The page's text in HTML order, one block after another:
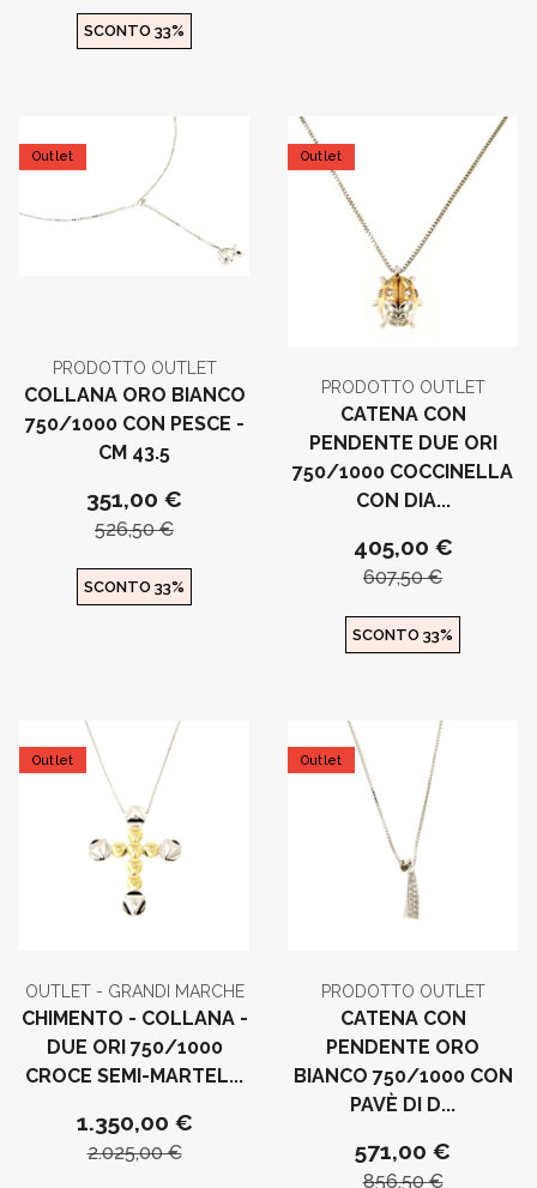
SCONTO 33%
Outlet
PRODOTTO OUTLET
COLLANA ORO BIANCO
750/1000 CON PESCE -
CM 43.5
351,00 €
526,50 €
SCONTO 33%
Outlet
PRODOTTO OUTLET
CATENA CON
PENDENTE DUE ORI
750/1000 COCCINELLA
CON DIA...
405,00 €
607,50 €
SCONTO 33%
Outlet
OUTLET - GRANDI MARCHE
CHIMENTO - COLLANA -
DUE ORI 750/1000
CROCE SEMI-MARTEL...
1.350,00 €
2.025,00 €
Outlet
PRODOTTO OUTLET
CATENA CON
PENDENTE ORO
BIANCO 750/1000 CON
PAVÈ DI D...
571,00 €
856,50 €